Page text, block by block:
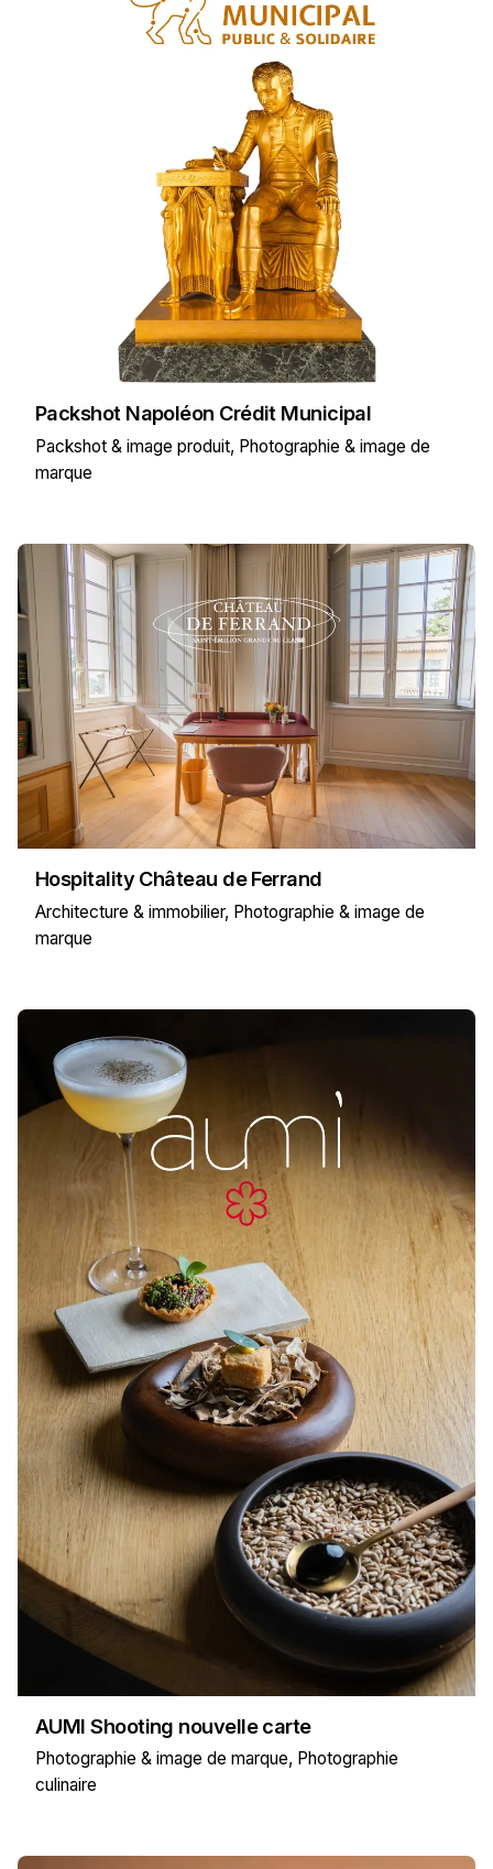
Packshot Napoléon Crédit Municipal
Packshot & image produit Photographie & image de
marque
Hospitality Château de Ferrand
Architecture & immobilier Photographie & image de
marque
AUMI Shooting nouvelle carte
Photographie & image de marque Photographie
culinaire